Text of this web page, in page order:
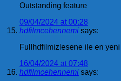
Outstanding feature
09/04/2024 at 00:28
hdfilmcehennemi says:
Fullhdfilmizlesene ile en
16/04/2024 at 07:48
hdfilmcehennemi says: